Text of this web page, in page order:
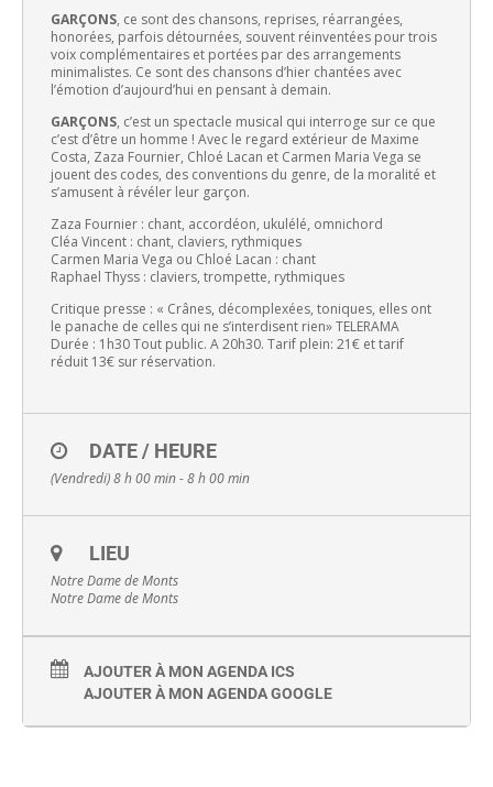
GARÇONS, ce sont des chansons, reprises, réarrangées,
honorées, parfois détournées, souvent réinventées pour trois
voix complémentaires et portées par des arrangements
minimalistes. Ce sont des chansons d’hier chantées avec
l’émotion d’aujourd’hui en pensant à demain.
GARÇONS, c’est un spectacle musical qui interroge sur ce que
c’est d’être un homme ! Avec le regard extérieur de Maxime
Costa, Zaza Fournier, Chloé Lacan et Carmen Maria Vega se
jouent des codes, des conventions du genre, de la moralité et
s’amusent à révéler leur garçon.
Zaza Fournier : chant, accordéon, ukulélé, omnichord
Cléa Vincent : chant, claviers, rythmiques
Carmen Maria Vega ou Chloé Lacan : chant
Raphael Thyss : claviers, trompette, rythmiques
Critique presse : « Crânes, décomplexées, toniques, elles ont
le panache de celles qui ne s’interdisent rien» TELERAMA
Durée : 1h30 Tout public. A 20h30. Tarif plein: 21€ et tarif
réduit 13€ sur réservation.
DATE / HEURE
(Vendredi) 8 h 00 min - 8 h 00 min
LIEU
Notre Dame de Monts
Notre Dame de Monts
AJOUTER À MON AGENDA ICS
AJOUTER À MON AGENDA GOOGLE